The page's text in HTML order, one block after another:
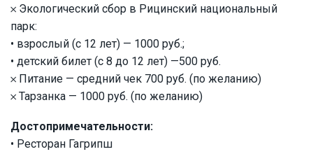
𐄂 Экологический сбор в Рицинский национальный
парк:
• взрослый (с 12 лет) — 1000 руб.;
• детский билет (с 8 до 12 лет) —500 руб.
𐄂 Питание — средний чек 700 руб. (по желанию)
𐄂 Тарзанка — 1000 руб. (по желанию)
Достопримечательности:
• Ресторан Гагрипш